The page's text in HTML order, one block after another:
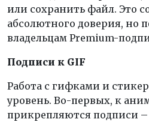
или сохранить файл. Это
абсолютного доверия, но
владельцам Premium-
Подписи к GIF
Работа с гифками и
уровень. Во-первых, к
прикрепляются подписи –